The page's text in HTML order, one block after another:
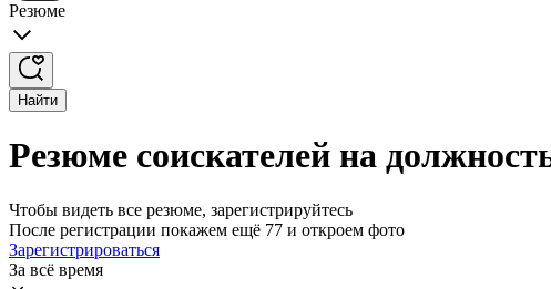
Резюме
Найти
Резюме соискателей на
Чтобы видеть все резюме, зарегистрируйтесь
После регистрации покажем ещё 77 и откроем фото
Зарегистрироваться
За всё время